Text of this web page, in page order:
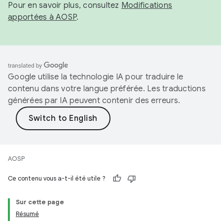
Pour en savoir plus, consultez Modifications
apportées à AOSP.
Google utilise la technologie IA pour traduire le
contenu dans votre langue préférée. Les traductions
générées par IA peuvent contenir des erreurs.
AOSP
Ce contenu vous a-t-il été utile ?
Sur cette page
Résumé